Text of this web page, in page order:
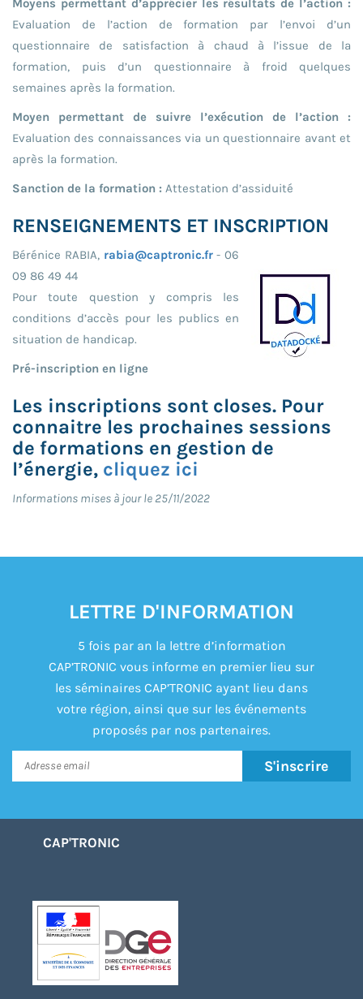
Evaluation de l’action de formation par l’envoi d’un
questionnaire de satisfaction à chaud à l’issue de la
formation, puis d’un questionnaire à froid quelques
semaines après la formation.
Moyen permettant de suivre l’exécution de l’action :
Evaluation des connaissances via un questionnaire avant et
après la formation.
Sanction de la formation : Attestation d’assiduité
RENSEIGNEMENTS ET INSCRIPTION
Bérénice RABIA, rabia@captronic.fr- 06
09 86 49 44
Pour toute question y compris les
conditions d’accès pour les publics en
situation de handicap.
Pré-inscription en ligne
Les inscriptions sont closes. Pour
connaitre les prochaines sessions
de formations en gestion de
l’énergie, cliquez ici
Informations mises à jour le 25/11/2022
LETTRE D'INFORMATION
5 fois par an la lettre d’information
CAP’TRONIC vous informe en premier lieu sur
les séminaires CAP’TRONIC ayant lieu dans
votre région, ainsi que sur les événements
proposés par nos partenaires.
S'inscrire
CAP'TRONIC